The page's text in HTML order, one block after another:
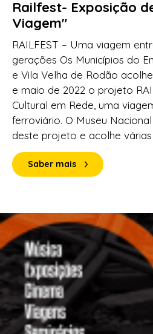
Railfest- Exposição
Viagem"
RAILFEST – Uma viagem
gerações Os Municípios do
e Vila Velha de Rodão
e maio de 2022 o projeto
Cultural em Rede, uma
ferroviário. O Museu
deste projeto e acolhe várias
Saber mais